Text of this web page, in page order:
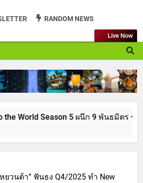
รศึกษาให้เด็กพิเศษกว่า 100 คน
เปลี่ยนพื้นที่ว่างเปล่าให้กลายเป็น
โรงเรียนแห่งความหวัง
Business
RANDOM NEWS
Live Now
World Season 5 ผนึก 9 พันธมิตร ขับ
ยวนต้า” ฟันธง Q4/2025 ทำ New